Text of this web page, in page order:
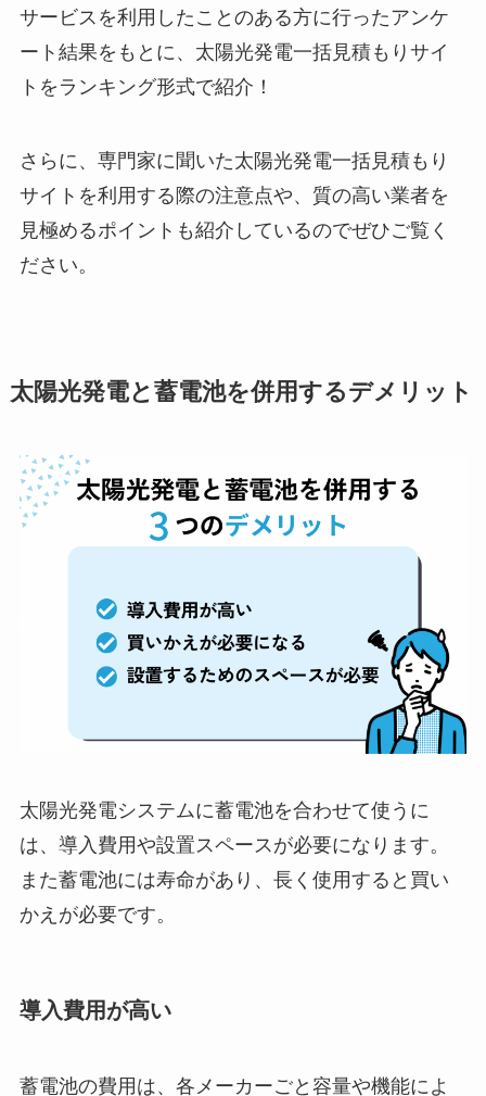
サービスを利用したことのある方に行ったアンケ
ート結果をもとに、太陽光発電一括見積もりサイ
トをランキング形式で紹介！
さらに、専門家に聞いた太陽光発電一括見積もり
サイトを利用する際の注意点や、質の高い業者を
見極めるポイントも紹介しているのでぜひご覧く
ださい。
太陽光発電と蓄電池を併用するデメリット
太陽光発電システムに蓄電池を合わせて使うに
は、導入費用や設置スペースが必要になります。
また蓄電池には寿命があり、長く使用すると買い
かえが必要です。
導入費用が高い
蓄電池の費用は、各メーカーごと容量や機能によ